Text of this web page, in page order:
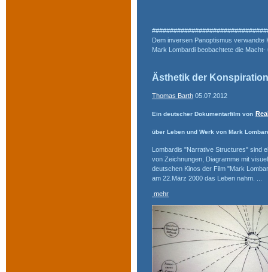
Dem inversen Panoptismus verwandte
Mark Lombardi beobachtete die Macht-
Ästhetik der Konspiration
Thomas Barth 05.07.2012
Ein deutscher Dokumentarfilm von
über Leben und Werk von Mark
Lombardis "Narrative Structures" sind
von Zeichnungen, Diagramme mit
deutschen Kinos der Film "Mark
am 22.März 2000 das Leben nahm. ...
mehr